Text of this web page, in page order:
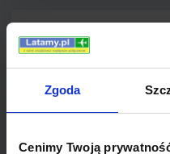
Zgoda
Cenimy Twoją
Informacje o
Flyglobespan
Flyglobespan to